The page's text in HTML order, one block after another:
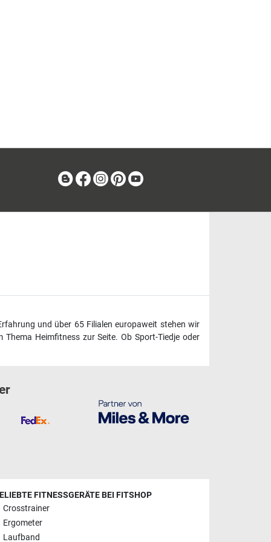
BlogFacebook
Instagram
Pinterest
und über 65 Filialen europaweit stehen wir
Heimfitness zur Seite. Ob Sport-Tiedje oder
FITNESSGERÄTE BEI FITSHOP
Crosstrainer
Ergometer
Laufband